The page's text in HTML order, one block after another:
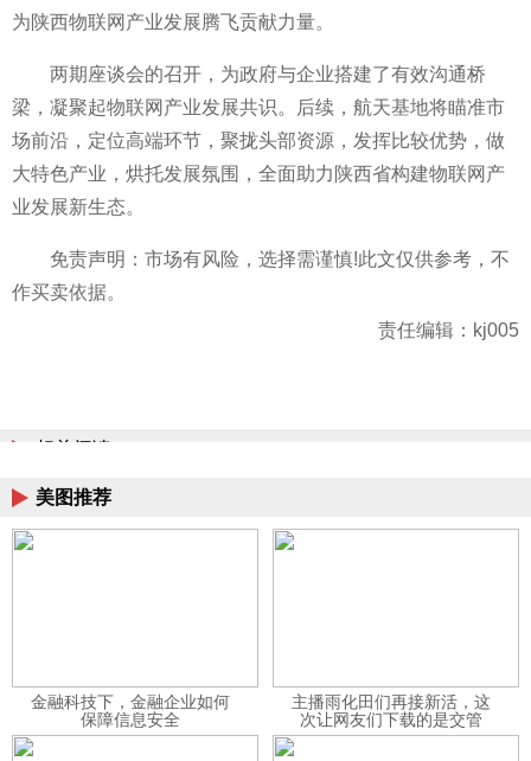
为陕西物联网产业发展腾飞贡献力量。
两期座谈会的召开，为政府与企业搭建了有效沟通桥
梁，凝聚起物联网产业发展共识。后续，航天基地将瞄准市
场前沿，定位高端环节，聚拢头部资源，发挥比较优势，做
大特色产业，烘托发展氛围，全面助力陕西省构建物联网产
业发展新生态。
免责声明：市场有风险，选择需谨慎!此文仅供参考，不
作买卖依据。
责任编辑：kj005
相关阅读
美图推荐
金融科技下，金融企业如何
保障信息安全
主播雨化田们再接新活，这
次让网友们下载的是交管
12123APP